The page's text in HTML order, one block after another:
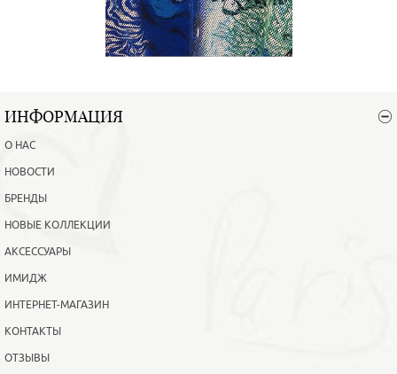
ИНФОРМАЦИЯ
О НАС
НОВОСТИ
БРЕНДЫ
НОВЫЕ КОЛЛЕКЦИИ
АКСЕССУАРЫ
ИМИДЖ
ИНТЕРНЕТ-МАГАЗИН
КОНТАКТЫ
ОТЗЫВЫ